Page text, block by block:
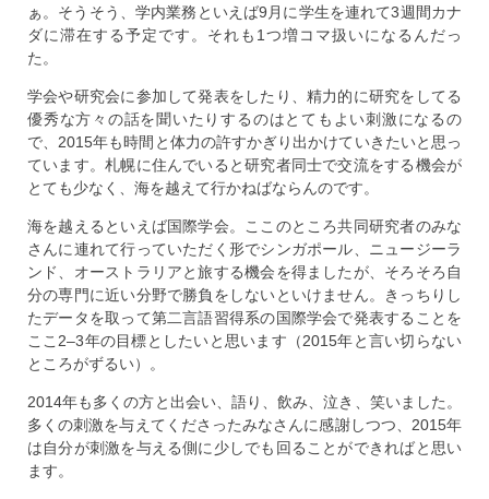
ぁ。そうそう、学内業務といえば9月に学生を連れて3週間カナ
ダに滞在する予定です。それも1つ増コマ扱いになるんだっ
た。
学会や研究会に参加して発表をしたり、精力的に研究をしてる
優秀な方々の話を聞いたりするのはとてもよい刺激になるの
で、2015年も時間と体力の許すかぎり出かけていきたいと思っ
ています。札幌に住んでいると研究者同士で交流をする機会が
とても少なく、海を越えて行かねばならんのです。
海を越えるといえば国際学会。ここのところ共同研究者のみな
さんに連れて行っていただく形でシンガポール、ニュージーラ
ンド、オーストラリアと旅する機会を得ましたが、そろそろ自
分の専門に近い分野で勝負をしないといけません。きっちりし
たデータを取って第二言語習得系の国際学会で発表することを
ここ2–3年の目標としたいと思います（2015年と言い切らない
ところがずるい）。
2014年も多くの方と出会い、語り、飲み、泣き、笑いました。
多くの刺激を与えてくださったみなさんに感謝しつつ、2015年
は自分が刺激を与える側に少しでも回ることができればと思い
ます。